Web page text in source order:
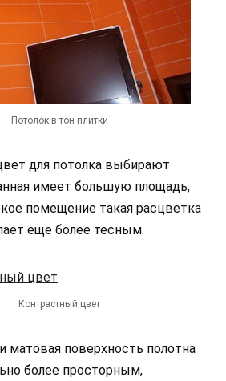
Потолок в тон плитки
для потолка выбирают
имеет большую площадь,
помещение такая расцветка
еще более тесным.
Контрастный цвет
матовая поверхность полотна
более просторным,